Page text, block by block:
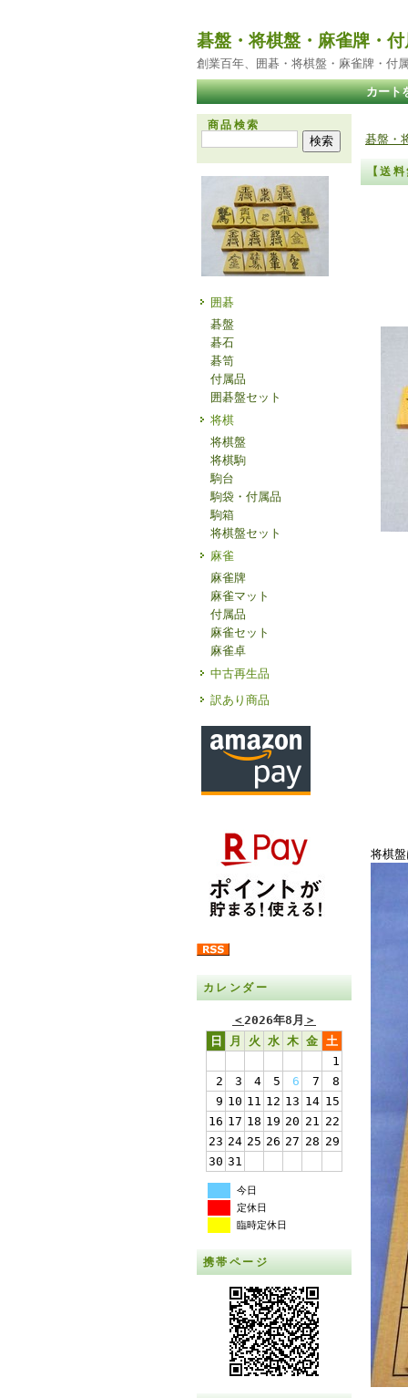
碁盤・将棋盤・麻雀牌・
創業百年、囲碁・将棋盤・麻雀牌・付
カート
商品検索
囲碁
碁盤
碁石
碁笥
付属品
囲碁盤セット
将棋
将棋盤
将棋駒
駒台
駒袋・付属品
駒箱
将棋盤セット
麻雀
麻雀牌
麻雀マット
付属品
麻雀セット
麻雀卓
中古再生品
訳あり商品
カレンダー
＜2026年8月 ＞
日
月 火 水 木 金 土
1
2
3 4 5 6 7
8
9 10 11 12 13 14 15
16 17 18 19 20 21 22
23 24 25 26 27 28 29
30 31
今日
定休日
臨時定休日
携帯ページ
碁盤・
【送
将棋